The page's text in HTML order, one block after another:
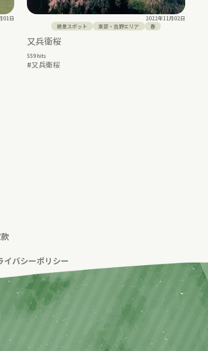
01日
2022年11月02日
絶景スポット
東部・吉野エリア 春
又兵衛桜
559 hits
#又兵衛桜
イバシーポリシー